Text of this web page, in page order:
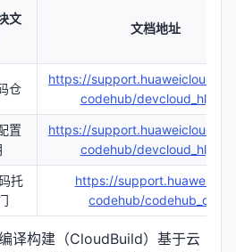
文
文档地址
仓
https://
codehub/
置
https://
codehub/
托
https://
codehub/
译构建（CloudBuild）基于云